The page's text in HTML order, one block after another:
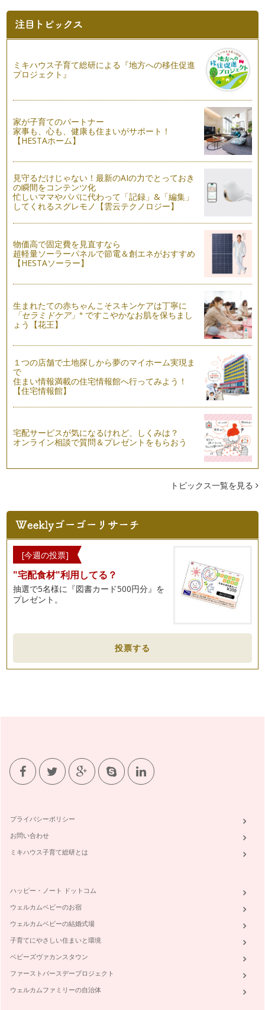
当たり前のことですが、人間は1人1人、違っていてそこが面
白くもあります。 ピアノを教え…
ピアノの楽しみ方「７４」体の支えをしっかりしよう
「ピアノを弾く」ということは、ピアノを指で奏でるというこ
とだけに捉われる方がもしかしたらほ…
ピアノの楽しみ方「７３」練習よりも大切なこととは
今、子どもたちはとても忙しい中、ピアノを習っている、そん
な時代をひしひしと感じています。 …
ピアノの楽しみ方「７２」基本練習の大切さ
曲の練習はするけど、ハノンやツェルニーなどの基本教材をす
るのは嫌がりますというお悩み相談を…
ピアノの楽しみ方「７１」伴奏を楽しもう！！
ピアノを習っていると、学校でピアノの伴奏をする機会に恵ま
れることもあるかと思います。 …
ピアノの楽しみ方「７０」練習の習慣を身に付けるために
今回は、お子様が練習嫌いにならないためには、親として保護
者の皆様が何ができるかを少しお話し…
朝食の時、今日はリストのピアノ曲をメインに、「愛の夢」を
聴きながらトーストとコーヒーをいた…
ピアノの楽しみ方「６８」苦手なところを鍛えよう
ピアノを教えていくなかで、やはり私も悩むことも多々ござい
ます。例えば、シにフラット「シの音…
ピアノの楽しみ方「６７」練習する際の言葉がけ
それぞれの目標に向かって、ピアノのレッスンを受けてらっし
ゃると思いますが、ピアノを続けてい…
レッスンを受ける際に、練習をした曲を先生に聞いていただい
て、もっとより良い演奏へのアドバイ…
ピアノの楽しみ方「６５」スコアからのメッセージ
ピアノをするにあたって、私も幼少期より、ピアノを習いに行
きました。今も恩師とはお付き合いが…
ピアノの楽しみ方「６３」絆が生まれるとき
音楽を学ぶことは終わりのない旅に出るようなもので、そこに
は数多くの出会いがあります。 …
ピアノの楽しみ方「６２」室内楽を体験しよう！！
今年の発表会はソロもしくは連弾と日本をはじめ海外で室内楽
ピアノの楽しみ方「６１」譜読みをするうえで大切なこととは
ピアノを始めたばかりの生徒さんにとって一番難しいと感じる
こと多いのは、先生から出された宿題…
半だと思いますが、ピアノのレッスン…
ピアノの楽しみ方「５８」室内楽をみんなで楽しもう
ピアノや音楽を理解する、スコアを見て弾けるように、スコア
がなくても弾けるようになるには。 …
はまた全然違う次元の話にな…
私の音楽教室の生徒のレッスンプログラム、それぞれの課題を
考えてみよう。それはいつも頭にある…
ピアノの楽しみ方「５４」違った視点からのアプローチ
ハロウィーンピアノパーティーが終わってまもなく、お教室で
は、クリスマスピアノパーティーをし…
ミキハウス子育て総研による『地方への移住促進
プロジェクト』
家が子育てのパートナー
家事も、心も、健康も住まいがサポート！
【HESTAホーム】
見守るだけじゃない！最新のAIの力でとっておき
の瞬間をコンテンツ化
忙しいママやパパに代わって「記録」&「編集」
してくれるスグレモノ【雲云テクノロジー】
物価高で固定費を見直すなら
超軽量ソーラーパネルで節電＆創エネがおすすめ
【HESTAソーラー】
生まれたての赤ちゃんこそスキンケアは丁寧に
「セラミドケア」※ ですこやかなお肌を保ちまし
ょう【花王】
１つの店舗で土地探しから夢のマイホーム実現ま
で
住まい情報満載の住宅情報館へ行ってみよう！
【住宅情報館】
宅配サービスが気になるけれど、しくみは？
オンライン相談で質問＆プレゼントをもらおう
トピックス一覧を見る
[今週の投票]
"宅配食材"利用してる？
抽選で5名様に『図書カード500円分』を
プレゼント。
投票する
プライバシーポリシー
お問い合わせ
ミキハウス子育て総研とは
ハッピー・ノート ドットコム
ウェルカムベビーのお宿
ウェルカムベビーの結婚式場
子育てにやさしい住まいと環境
ベビーズヴァカンスタウン
ファーストバースデープロジェクト
ウェルカムファミリーの自治体